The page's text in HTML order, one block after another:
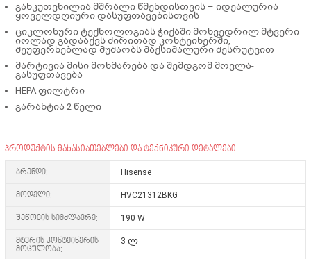
განკუთვნილია მშრალი წმენდისთვის– იდეალურია
ყოველდღიური დასუფთავებისთვის
ციკლონური ტექნოლოგიას ჭიქაში მოხვედრილ მტვერი
იოლად გადააქვს ძირითად კონტეინერში,
შეუფერხებლად მუშაობს მაქსიმალური შესრუტვით
მარტივია მისი მოხმარება და შემდგომ მოვლა-
გასუფთავება
HEPA ფილტრი
გარანტია 2 წელი
პროდუქტის მახასიათებლები და ტექნიკური დეტალები
ბრენდი: Hisense
მოდელი: HVC21312BKG
შეწოვის სიმძლავრე: 190 W
მტვრის კონტეინერის
მოცულობა:
3 ლ